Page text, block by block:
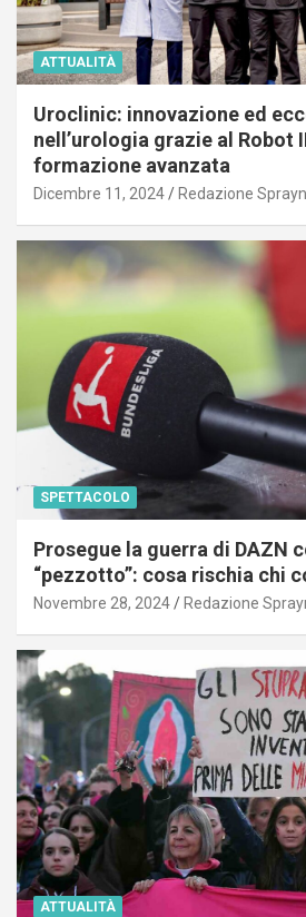
ATTUALITÀ
Uroclinic: innovazione ed
nell’urologia grazie al Robot
formazione avanzata
Dicembre 11, 2024 Redazione
SPETTACOLO
Prosegue la guerra di DAZN
“pezzotto”: cosa rischia chi
Novembre 28, 2024 Redazione
ATTUALITÀ